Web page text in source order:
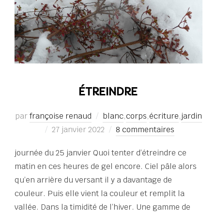
ÉTREINDRE
parfrançoise renaud blanc,corps,écriture,jardin
Publié
27 janvier 2022 8 commentaires
journée du 25 janvier Quoi tenter d’étreindre ce
matin en ces heures de gel encore. Ciel pâle alors
qu’en arrière du versant il y a davantage de
couleur. Puis elle vient la couleur et remplit la
vallée. Dans la timidité de l’hiver. Une gamme de